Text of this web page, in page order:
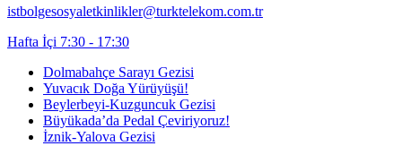
istbolgesosyaletkinlikler@turktelekom.com.tr
Hafta İçi 7:30 - 17:30
Dolmabahçe Sarayı Gezisi
Yuvacık Doğa Yürüyüşü!
Beylerbeyi-Kuzguncuk Gezisi
Büyükada’da Pedal Çeviriyoruz!
İznik-Yalova Gezisi